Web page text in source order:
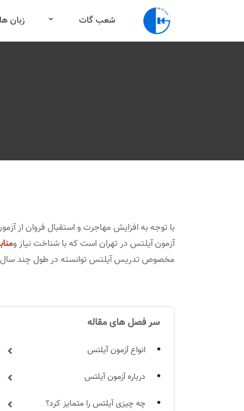
شعب گات زبان
با توجه به افزایش مهاجرت و استقبال فروان از
آزمون آیلتس در تهران است که با شناخت نیاز و
مخصوص تدریس آیلتس توانسته در طول چند سال
سر فصل های مقاله
انواع آزمون آیلتس
درباره آزمون آیلتس
چه چیزی آیلتس را متمایز کرد؟